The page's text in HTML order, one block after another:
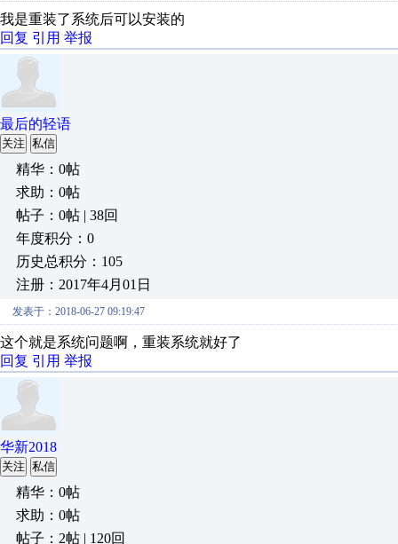
我是重装了系统后可以安装的
回复 引用 举报
最后的轻语
关注 私信
精华：0帖
求助：0帖
帖子：0帖 | 38回
年度积分：0
历史总积分：105
注册：2017年4月01日
发表于：2018-06-27 09:19:47
这个就是系统问题啊，重装系统就好了
回复 引用 举报
华新2018
关注 私信
精华：0帖
求助：0帖
帖子：2帖 | 120回